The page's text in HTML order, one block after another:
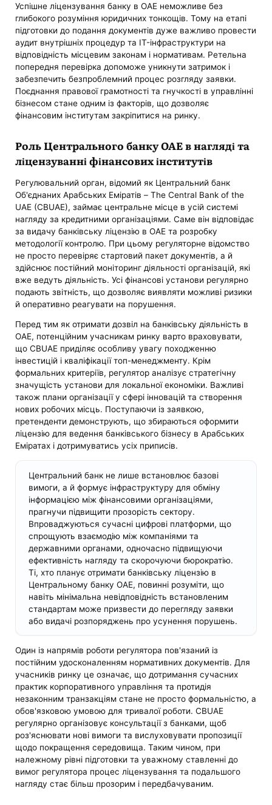
Успішне ліцензування банку в ОАЕ неможливе без
глибокого розуміння юридичних тонкощів. Тому на етапі
підготовки до подання документів дуже важливо провести
аудит внутрішніх процедур та IT-інфраструктури на
відповідність місцевим законам і нормативам. Ретельна
попередня перевірка допоможе уникнути затримок і
забезпечить безпроблемний процес розгляду заявки.
Поєднання правової грамотності та гнучкості в управлінні
бізнесом стане одним із факторів, що дозволяє
фінансовим інститутам закріпитися на ринку.
Роль Центрального банку ОАЕ в нагляді та
ліцензуванні фінансових інститутів
Регулювальний орган, відомий як Центральний банк
Об'єднаних Арабських Еміратів – The Central Bank of the
UAE (CBUAE), займає центральне місце в усій системі
нагляду за кредитними організаціями. Саме він відповідає
за видачу банківську ліцензію в ОАЕ та розробку
методології контролю. При цьому регуляторне відомство
не просто перевіряє стартовий пакет документів, а й
здійснює постійний моніторинг діяльності організацій, які
вже ведуть діяльність. Усі фінансові установи регулярно
подають звітність, що дозволяє виявляти можливі ризики
й оперативно реагувати на порушення.
Перед тим як отримати дозвіл на банківську діяльність в
ОАЕ, потенційним учасникам ринку варто враховувати,
що CBUAE приділяє особливу увагу походженню
інвестицій і кваліфікації топ-менеджменту. Крім
формальних критеріїв, регулятор аналізує стратегічну
значущість установи для локальної економіки. Важливі
також плани організації у сфері інновацій та створення
нових робочих місць. Поступаючи із заявкою,
претенденти демонструють, що збираються оформити
ліцензію для ведення банківського бізнесу в Арабських
Еміратах і дотримуватись усіх приписів.
Центральний банк не лише встановлює базові
вимоги, а й формує інфраструктуру для обміну
інформацією між фінансовими організаціями,
прагнучи підвищити прозорість сектору.
Впроваджуються сучасні цифрові платформи, що
спрощують взаємодію між компаніями та
державними органами, одночасно підвищуючи
ефективність нагляду та скорочуючи бюрократію.
Ті, хто планує отримати банківську ліцензію в
Центральному банку ОАЕ, повинні розуміти, що
навіть мінімальна невідповідність встановленим
стандартам може призвести до перегляду заявки
або видачі розпоряджень про усунення порушень.
Один із напрямів роботи регулятора пов'язаний із
постійним удосконаленням нормативних документів. Для
учасників ринку це означає, що дотримання сучасних
практик корпоративного управління та протидія
незаконним транзакціям стане не просто формальністю, а
обов'язковою умовою для тривалої роботи. CBUAE
регулярно організовує консультації з банками, щоб
роз'яснювати нові вимоги та вислуховувати пропозиції
щодо покращення середовища. Таким чином, при
належному рівні підготовки та уважному ставленні до
вимог регулятора процес ліцензування та подальшого
нагляду стає більш прозорим і передбачуваним.